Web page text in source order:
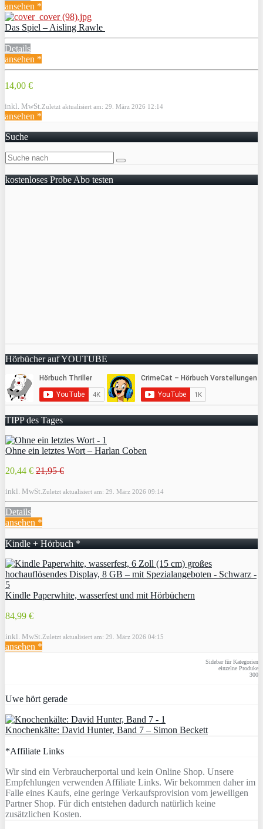
ansehen *
Das Spiel – Aisling Rawle
Details
ansehen *
14,00 €
inkl. MwSt. Zuletzt aktualisiert am: 29. März 2026 12:14
ansehen *
Suche
kostenloses Probe Abo testen
Hörbücher auf YOUTUBE
TIPP des Tages
Ohne ein letztes Wort – Harlan Coben
20,44 € 21,95 €
inkl. MwSt. Zuletzt aktualisiert am: 29. März 2026 09:14
Details
ansehen *
Kindle + Hörbuch *
Kindle Paperwhite, wasserfest und mit Hörbüchern
84,99 €
inkl. MwSt. Zuletzt aktualisiert am: 29. März 2026 04:15
ansehen *
Sidebar für Kategorien
einzelne Produke
300
Uwe hört gerade
Knochenkälte: David Hunter, Band 7 – Simon Beckett
*Affiliate Links
Wir sind ein Verbraucherportal und kein Online Shop. Unsere
Empfehlungen verwenden Affiliate Links. Wir bekommen daher im
Falle eines Kaufs, eine geringe Verkaufsprovision vom jeweiligen
Partner Shop. Für dich entstehen dadurch natürlich keine
zusätzlichen Kosten.